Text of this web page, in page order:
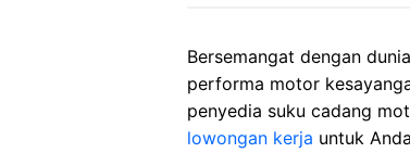
Bersemangat dengan
performa motor
penyedia suku cadang
lowongan kerja untuk